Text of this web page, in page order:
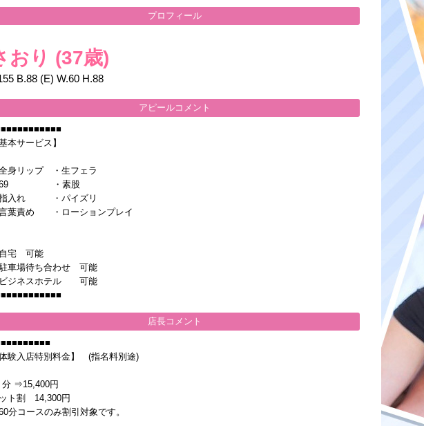
プロフィール
おり (37歳)
B.88 (E) W.60 H.88
アピールコメント
基本サービス】
全身リップ ・生フェラ
69 ・素股
指入れ ・パイズリ
言葉責め ・ローションプレイ
宅 可能
車場待ち合わせ 可能
ジネスホテル 可能
店長コメント
体験入店特別料金】 (指名料別途)
分 ⇒15,400円
ト割 14,300円
分コースのみ割引対象です。